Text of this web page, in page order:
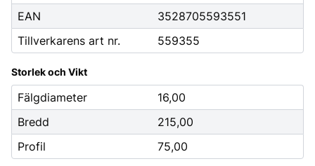
EAN
3528705593551
Tillverkarens art nr.
559355
Storlek och Vikt
Fälgdiameter
16,00
Bredd
215,00
Profil
75,00